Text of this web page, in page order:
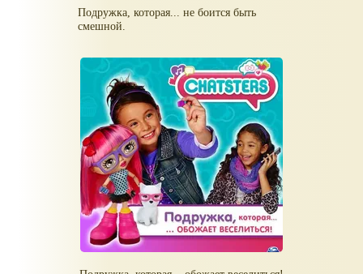
Подружка, которая... не боится быть
смешной.